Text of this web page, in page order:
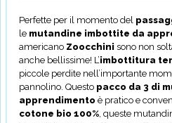
Perfette per il momento del
le mutandine imbottite da
americano Zoocchini sono non
anche bellissime! L’imbottitura
piccole perdite nell’importante
pannolino. Questo pacco da 3 di
apprendimento è pratico e
cotone bio 100%, queste